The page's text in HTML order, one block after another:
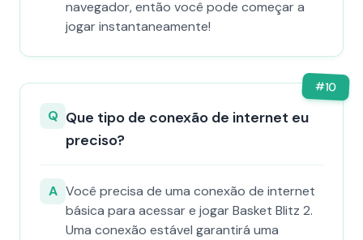
navegador, então você pode começar a
jogar instantaneamente!
#10
Q Que tipo de conexão de internet eu
preciso?
A Você precisa de uma conexão de internet
básica para acessar e jogar Basket Blitz 2.
Uma conexão estável garantirá uma